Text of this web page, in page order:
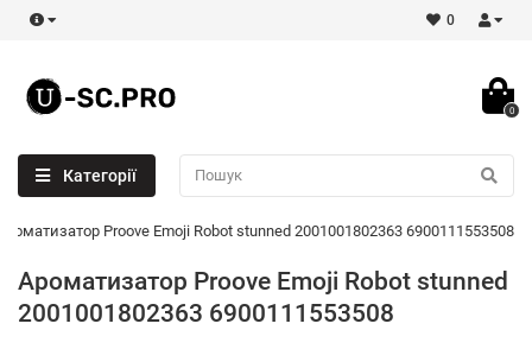
0
0
Категорії
Proove Emoji Robot stunned 2001001802363 6900111553508
Ароматизатор Proove Emoji Robot stunned
2001001802363 6900111553508